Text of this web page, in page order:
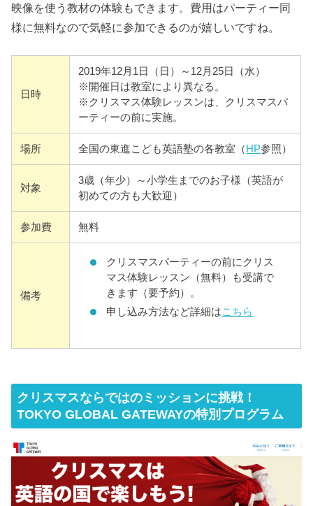
映像を使う教材の体験もできます。費用はパーティー同
様に無料なので気軽に参加できるのが嬉しいですね。
日時
2019年12月1日（日）～12月25日（水）
※開催日は教室により異なる。
※クリスマス体験レッスンは、クリスマスパ
ーティーの前に実施。
場所 全国の東進こども英語塾の各教室（ HP参照）
対象
3歳（年少）～小学生までのお子様（英語が
初めての方も大歓迎）
参加費 無料
備考
クリスマスパーティーの前にクリス
マス体験レッスン（無料）も受講で
きます（要予約）。
申し込み方法など詳細はこちら
クリスマスならではのミッションに挑戦！
TOKYO GLOBAL GATEWAYの特別プログラム